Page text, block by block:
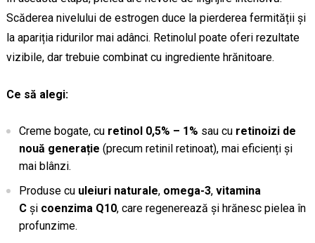
Scăderea nivelului de estrogen duce la pierderea fermității și
la apariția ridurilor mai adânci. Retinolul poate oferi rezultate
vizibile, dar trebuie combinat cu ingrediente hrănitoare.
Ce să alegi:
Creme bogate, cu retinol 0,5% – 1% sau cu retinoizi de
nouă generație (precum retinil retinoat), mai eficienți și
mai blânzi.
Produse cu uleiuri naturale, omega-3, vitamina
Cși coenzima Q10, care regenerează și hrănesc pielea în
profunzime.